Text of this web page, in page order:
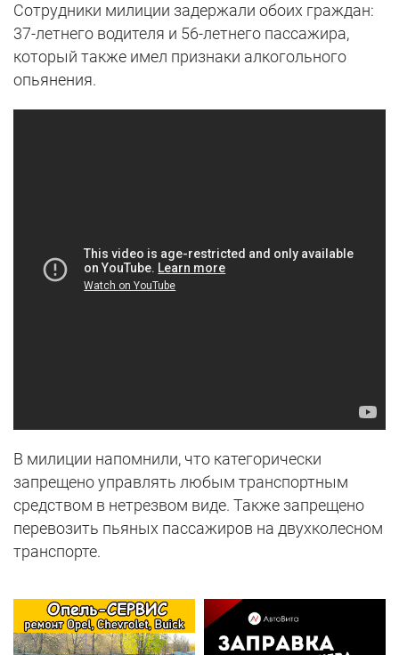
Сотрудники милиции задержали обоих граждан:
37-летнего водителя и 56-летнего пассажира,
который также имел признаки алкогольного
опьянения.
В милиции напомнили, что категорически
запрещено управлять любым транспортным
средством в нетрезвом виде. Также запрещено
перевозить пьяных пассажиров на двухколесном
транспорте.